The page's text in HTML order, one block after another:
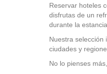
Reservar hoteles
disfrutas de un
durante la
Nuestra selección
ciudades y
No lo pienses